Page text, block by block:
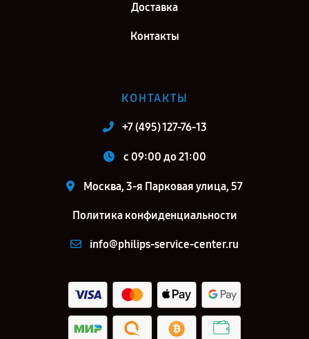
Доставка
Контакты
КОНТАКТЫ
+7 (495) 127-76-13
c 09:00 до 21:00
Москва, 3-я Парковая улица, 57
Политика конфиденциальности
info@philips-service-center.ru